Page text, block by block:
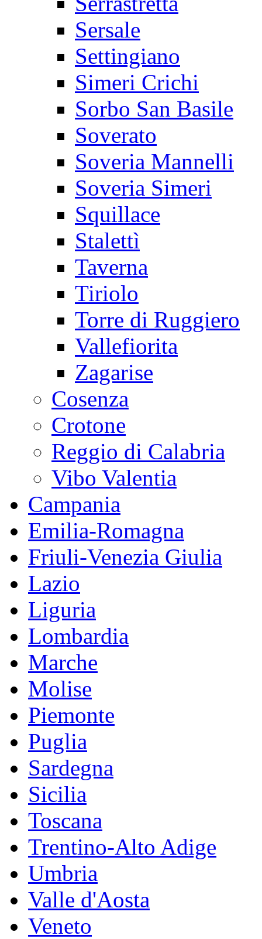
Sersale
Settingiano
Simeri Crichi
Sorbo San Basile
Soverato
Soveria Mannelli
Soveria Simeri
Squillace
Stalettì
Taverna
Tiriolo
Torre di Ruggiero
Vallefiorita
Zagarise
Cosenza
Crotone
Reggio di Calabria
Vibo Valentia
Campania
Emilia-Romagna
Friuli-Venezia Giulia
Lazio
Liguria
Lombardia
Marche
Molise
Piemonte
Puglia
Sardegna
Sicilia
Toscana
Trentino-Alto Adige
Umbria
Valle d'Aosta
Veneto